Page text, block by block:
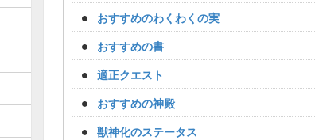
おすすめのわくわくの実
おすすめの書
適正クエスト
おすすめの神殿
獣神化のステータス